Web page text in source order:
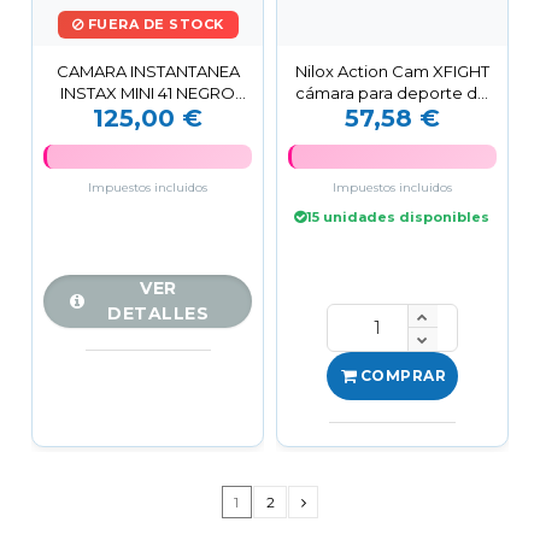
FUERA DE STOCK
CAMARA INSTANTANEA
INSTAX MINI 41 NEGRO
FUJIFILM
125,00 €
Impuestos incluidos
VER
DETALLES
Nilox Action Cam XFIGHT
cámara para deporte de
acción 1,3 MP Full...
57,58 €
Impuestos incluidos
15 unidades disponibles
COMPRAR
1 2